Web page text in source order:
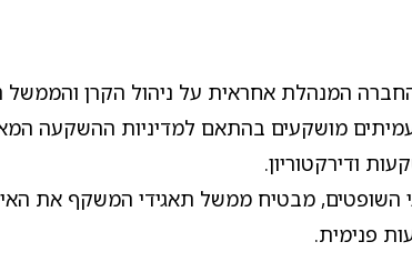
המנהלת אחראית על ניהול הקרן והממשל
מושקעים בהתאם למדיניות ההשקעה
ודירקטוריון.
השופטים, מבטיח ממשל תאגידי המשקף את
פנימית.